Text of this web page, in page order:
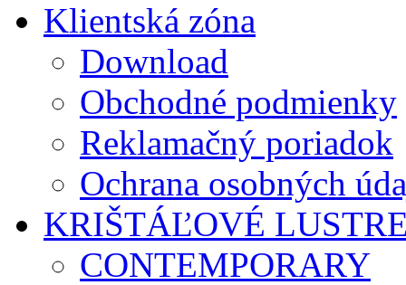
Klientská zóna
Download
Obchodné podmienky
Reklamačný poriadok
Ochrana osobných
KRIŠTÁĽOVÉ
CONTEMPORARY